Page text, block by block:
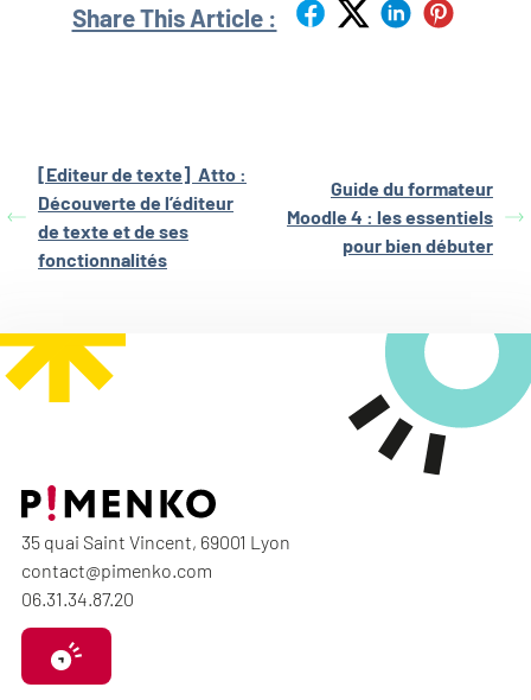
Share This Article :
[Editeur de texte] Atto :
Découverte de l’éditeur
de texte et de ses
fonctionnalités
Guide du formateur
Moodle 4 : les essentiels
pour bien débuter
35 quai Saint Vincent, 69001 Lyon
contact@pimenko.com
06.31.34.87.20